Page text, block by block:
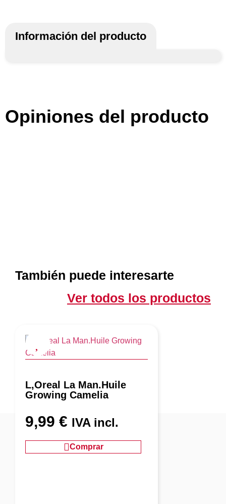
Información del producto
Opiniones del producto
También puede interesarte
Ver todos los productos
L,Oreal La Man.Huile
Growing Camelia
9,99 € IVA incl.
Comprar